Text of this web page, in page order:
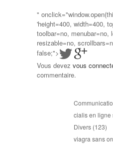
"
'height=400, width=400,
toolbar=no, menubar=no,
resizable=no,
false;">
Vous devez vous
commentaire.
cialis en ligne
Divers (123)
viagra sans